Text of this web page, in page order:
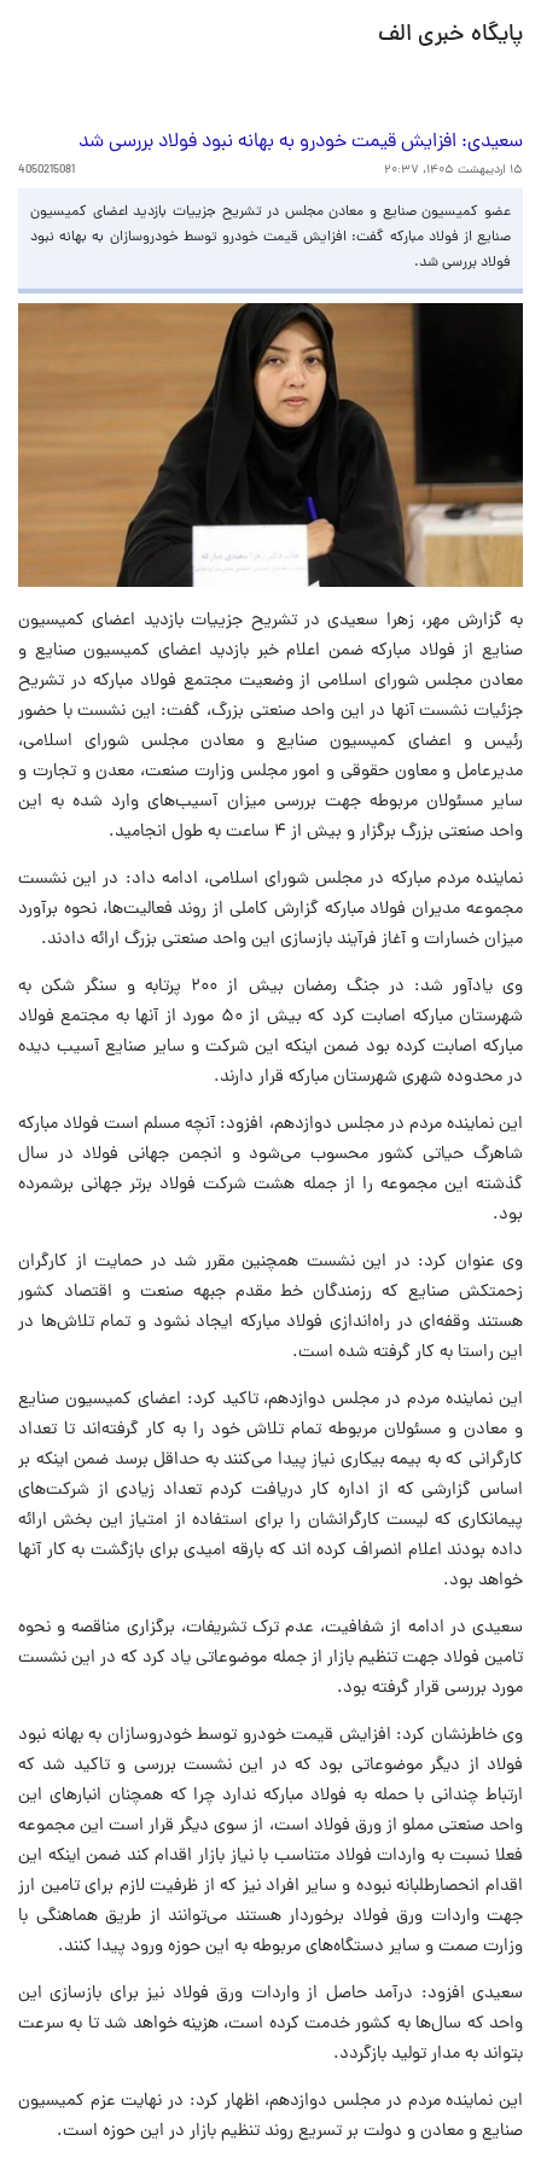
پایگاه خبری الف
سعیدی: افزایش قیمت خودرو به بهانه نبود فولاد بررسی شد
۱۵ اردیبهشت ۱۴۰۵، ۲۰:۳۷ 4050215081
عضو کمیسیون صنایع و معادن مجلس در تشریح جزییات بازدید اعضای کمیسیون
صنایع از فولاد مبارکه گفت: افزایش قیمت خودرو توسط خودروسازان به بهانه نبود
فولاد بررسی شد.
به گزارش مهر، زهرا سعیدی در تشریح جزییات بازدید اعضای کمیسیون
صنایع از فولاد مبارکه ضمن اعلام خبر بازدید اعضای کمیسیون صنایع و
معادن مجلس شورای اسلامی از وضعیت مجتمع فولاد مبارکه در تشریح
جزئیات نشست آنها در این واحد صنعتی بزرگ، گفت: این نشست با حضور
رئیس و اعضای کمیسیون صنایع و معادن مجلس شورای اسلامی،
مدیرعامل و معاون حقوقی و امور مجلس وزارت صنعت، معدن و تجارت و
سایر مسئولان مربوطه جهت بررسی میزان آسیب‌های وارد شده به این
واحد صنعتی بزرگ برگزار و بیش از ۴ ساعت به طول انجامید.
نماینده مردم مبارکه در مجلس شورای اسلامی، ادامه داد: در این نشست
مجموعه مدیران فولاد مبارکه گزارش کاملی از روند فعالیت‌ها، نحوه برآورد
میزان خسارات و آغاز فرآیند بازسازی این واحد صنعتی بزرگ ارائه دادند.
وی یادآور شد: در جنگ رمضان بیش از ۲۰۰ پرتابه و سنگر شکن به
شهرستان مبارکه اصابت کرد که بیش از ۵۰ مورد از آنها به مجتمع فولاد
مبارکه اصابت کرده بود ضمن اینکه این شرکت و سایر صنایع آسیب دیده
در محدوده شهری شهرستان مبارکه قرار دارند.
این نماینده مردم در مجلس دوازدهم، افزود: آنچه مسلم است فولاد مبارکه
شاهرگ حیاتی کشور محسوب می‌شود و انجمن جهانی فولاد در سال
گذشته این مجموعه را از جمله هشت شرکت فولاد برتر جهانی برشمرده
بود.
وی عنوان کرد: در این نشست همچنین مقرر شد در حمایت از کارگران
زحمتکش صنایع که رزمندگان خط مقدم جبهه صنعت و اقتصاد کشور
هستند وقفه‌ای در راه‌اندازی فولاد مبارکه ایجاد نشود و تمام تلاش‌ها در
این راستا به کار گرفته شده است.
این نماینده مردم در مجلس دوازدهم، تاکید کرد: اعضای کمیسیون صنایع
و معادن و مسئولان مربوطه تمام تلاش خود را به کار گرفته‌اند تا تعداد
کارگرانی که به بیمه بیکاری نیاز پیدا می‌کنند به حداقل برسد ضمن اینکه بر
اساس گزارشی که از اداره کار دریافت کردم تعداد زیادی از شرکت‌های
پیمانکاری که لیست کارگرانشان را برای استفاده از امتیاز این بخش ارائه
داده بودند اعلام انصراف کرده اند که بارقه امیدی برای بازگشت به کار آنها
خواهد بود.
سعیدی در ادامه از شفافیت، عدم ترک تشریفات، برگزاری مناقصه و نحوه
تامین فولاد جهت تنظیم بازار از جمله موضوعاتی یاد کرد که در این نشست
مورد بررسی قرار گرفته بود.
وی خاطرنشان کرد: افزایش قیمت خودرو توسط خودروسازان به بهانه نبود
فولاد از دیگر موضوعاتی بود که در این نشست بررسی و تاکید شد که
ارتباط چندانی با حمله به فولاد مبارکه ندارد چرا که همچنان انبارهای این
واحد صنعتی مملو از ورق فولاد است، از سوی دیگر قرار است این مجموعه
فعلا نسبت به واردات فولاد متناسب با نیاز بازار اقدام کند ضمن اینکه این
اقدام انحصارطلبانه نبوده و سایر افراد نیز که از ظرفیت لازم برای تامین ارز
جهت واردات ورق فولاد برخوردار هستند می‌توانند از طریق هماهنگی با
وزارت صمت و سایر دستگاه‌های مربوطه به این حوزه ورود پیدا کنند.
سعیدی افزود: درآمد حاصل از واردات ورق فولاد نیز برای بازسازی این
واحد که سال‌ها به کشور خدمت کرده است، هزینه خواهد شد تا به سرعت
بتواند به مدار تولید بازگردد.
این نماینده مردم در مجلس دوازدهم، اظهار کرد: در نهایت عزم کمیسیون
صنایع و معادن و دولت بر تسریع روند تنظیم بازار در این حوزه است.